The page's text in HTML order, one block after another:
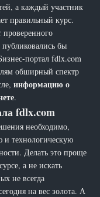
а каждый участник
правильный курс.
проверенного
бы
портал fdlx.com
обширный спектр
информацию о
.
fdlx.com
необходимо,
и технологическую
Делать это проще
а не искать
не всегда
на вес золота. А